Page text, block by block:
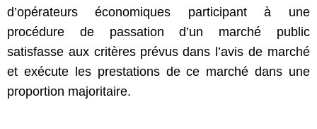
d’opérateurs
économiques participant à une
procédure de passation d’un marché public
satisfasse aux critères prévus dans l’avis de marché
et exécute les prestations de ce marché dans une
proportion majoritaire.